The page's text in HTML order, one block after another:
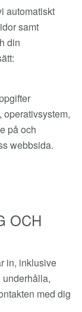
automatiskt
samt
din
operativsystem,
på och
webbsida.
OCH
in, inklusive
med dig